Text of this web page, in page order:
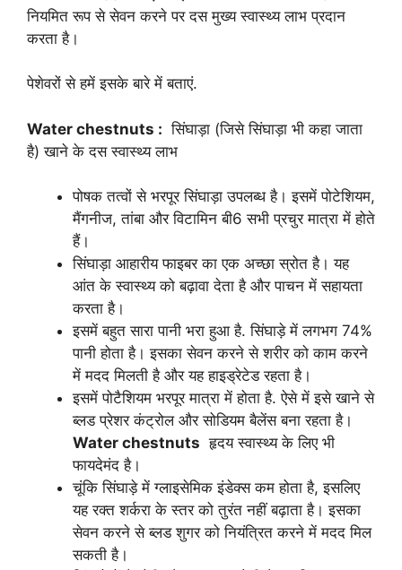
नियमित रूप से सेवन करने पर दस मुख्य स्वास्थ्य लाभ प्रदान
करता है।
पेशेवरों से हमें इसके बारे में बताएं.
Water chestnuts : सिंघाड़ा (जिसे सिंघाड़ा भी कहा जाता
है) खाने के दस स्वास्थ्य लाभ
पोषक तत्वों से भरपूर सिंघाड़ा उपलब्ध है। इसमें पोटेशियम,
मैंगनीज, तांबा और विटामिन बी6 सभी प्रचुर मात्रा में होते
हैं।
सिंघाड़ा आहारीय फाइबर का एक अच्छा स्रोत है। यह
आंत के स्वास्थ्य को बढ़ावा देता है और पाचन में सहायता
करता है।
इसमें बहुत सारा पानी भरा हुआ है. सिंघाड़े में लगभग 74%
पानी होता है। इसका सेवन करने से शरीर को काम करने
में मदद मिलती है और यह हाइड्रेटेड रहता है।
इसमें पोटैशियम भरपूर मात्रा में होता है. ऐसे में इसे खाने से
ब्लड प्रेशर कंट्रोल और सोडियम बैलेंस बना रहता है।
Water chestnuts हृदय स्वास्थ्य के लिए भी
फायदेमंद है।
चूंकि सिंघाड़े में ग्लाइसेमिक इंडेक्स कम होता है, इसलिए
यह रक्त शर्करा के स्तर को तुरंत नहीं बढ़ाता है। इसका
सेवन करने से ब्लड शुगर को नियंत्रित करने में मदद मिल
सकती है।